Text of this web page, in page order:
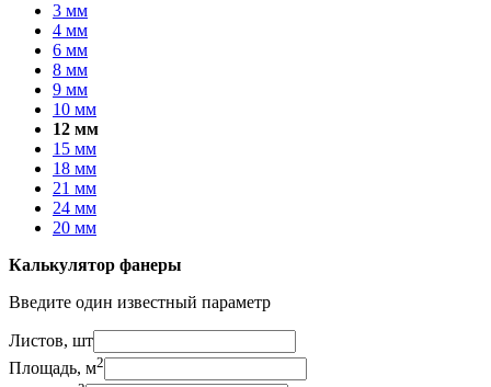
3 мм
4 мм
6 мм
8 мм
9 мм
10 мм
12 мм
15 мм
18 мм
21 мм
24 мм
20 мм
Калькулятор фанеры
Введите один известный параметр
Листов, шт
Площадь, м2